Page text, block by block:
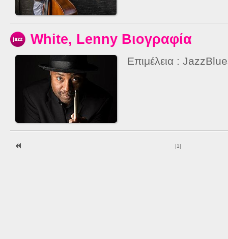
White, Lenny Βιογραφία
Επιμέλεια :
|1 |